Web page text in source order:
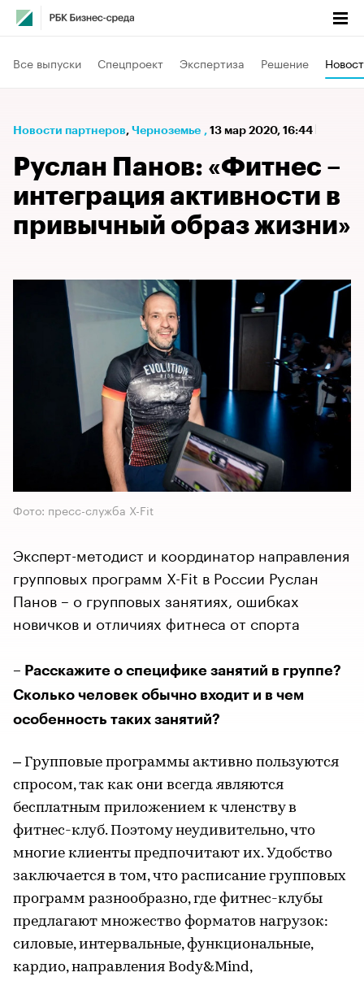
Все выпуски Спецпроект Экспертиза Решение
Новости партнеров⁠, Черноземье , 13 мар 2020, 16:44
Руслан Панов: «Фитнес –
интеграция активности в
привычный образ жизни»
Фото: пресс-служба X-Fit
Эксперт-методист и координатор направления
групповых программ X-Fit в России Руслан
Панов – о групповых занятиях, ошибках
новичков и отличиях фитнеса от спорта
– Расскажите о специфике занятий в группе?
Сколько человек обычно входит и в чем
особенность таких занятий?
– Групповые программы активно пользуются
спросом, так как они всегда являются
бесплатным приложением к членству в
фитнес-клуб. Поэтому неудивительно, что
многие клиенты предпочитают их. Удобство
заключается в том, что расписание групповых
программ разнообразно, где фитнес-клубы
предлагают множество форматов нагрузок:
силовые, интервальные, функциональные,
кардио, направления Body&Mind,